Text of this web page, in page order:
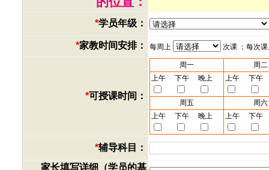
*学员年级：
*家教时间安排： 每周上 次课 ；每次
*可授课时间：
周一
周二
上午
下午 晚上 上午 下午
周五
周六
上午
下午 晚上 上午 下午
*辅导科目：
家长填写详细（学员的基